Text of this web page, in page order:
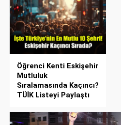
Öğrenci Kenti Eskişehir
Mutluluk
Sıralamasında Kaçıncı?
TÜİK Listeyi Paylaştı